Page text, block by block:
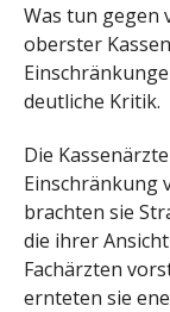
Was tun gegen
oberster
deutliche Kritik.
Die
Einschränkung
brachten sie
die ihrer
Fachärzten
ernteten sie